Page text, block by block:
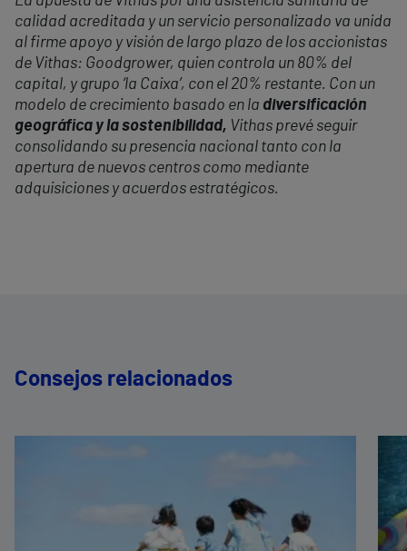
calidad acreditada y un servicio personalizado va unida
al firme apoyo y visión de largo plazo de los accionistas
de Vithas: Goodgrower, quien controla un 80% del
capital, y grupo ‘la Caixa’, con el 20% restante. Con un
modelo de crecimiento basado en la diversificación
geográfica y la sostenibilidad, Vithas prevé seguir
consolidando su presencia nacional tanto con la
apertura de nuevos centros como mediante
adquisiciones y acuerdos estratégicos.
Consejos relacionados